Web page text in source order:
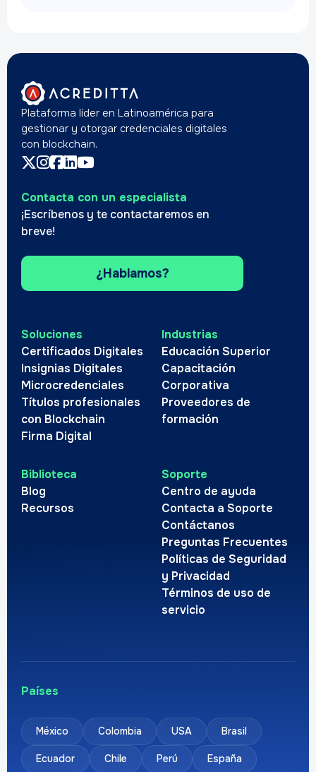
Plataforma líder en Latinoamérica para
gestionar y otorgar credenciales digitales
con blockchain.
Contacta con un especialista
¡Escríbenos y te contactaremos en
breve!
¿Hablamos?
Soluciones
Certificados Digitales
Insignias Digitales
Microcredenciales
Títulos profesionales
con Blockchain
Firma Digital
Industrias
Educación Superior
Capacitación
Corporativa
Proveedores de
formación
Biblioteca
Blog
Recursos
Soporte
Centro de ayuda
Contacta a Soporte
Contáctanos
Preguntas Frecuentes
Políticas de Seguridad
y Privacidad
Términos de uso de
servicio
Países
México Colombia USA Brasil
Ecuador Chile Perú España